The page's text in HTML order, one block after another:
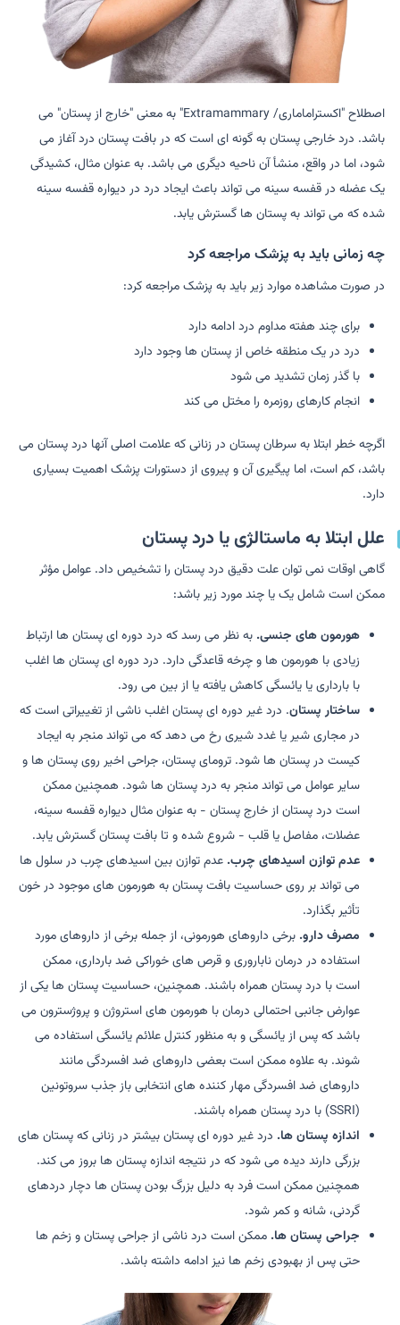
اصطلاح "اکستراماماری/ Extramammary" به معنی "خارج از پستان" می
باشد. درد خارجی پستان به گونه ای است که در بافت پستان درد آغاز می
شود، اما در واقع، منشأ آن ناحیه دیگری می باشد. به عنوان مثال، کشیدگی
یک عضله در قفسه سینه می تواند باعث ایجاد درد در دیواره قفسه سینه
شده که می تواند به پستان ها گسترش یابد.
چه زمانی باید به پزشک مراجعه کرد
در صورت مشاهده موارد زیر باید به پزشک مراجعه کرد:
برای چند هفته مداوم درد ادامه دارد
درد در یک منطقه خاص از پستان ها وجود دارد
با گذر زمان تشدید می شود
انجام کارهای روزمره را مختل می کند
اگرچه خطر ابتلا به سرطان پستان در زنانی که علامت اصلی آنها درد پستان می
باشد، کم است، اما پیگیری آن و پیروی از دستورات پزشک اهمیت بسیاری
دارد.
علل ابتلا به ماستالژی یا درد پستان
گاهی اوقات نمی توان علت دقیق درد پستان را تشخیص داد. عوامل مؤثر
ممکن است شامل یک یا چند مورد زیر باشد:
هورمون های جنسی. به نظر می رسد که درد دوره ای پستان ها ارتباط
زیادی با هورمون ها و چرخه قاعدگی دارد. درد دوره ای پستان ها اغلب
با بارداری یا یائسگی کاهش یافته یا از بین می رود.
ساختار پستان. درد غیر دوره ای پستان اغلب ناشی از تغییراتی است که
در مجاری شیر یا غدد شیری رخ می دهد که می تواند منجر به ایجاد
کیست در پستان ها شود. ترومای پستان، جراحی اخیر روی پستان ها و
سایر عوامل می تواند منجر به درد پستان ها شود. همچنین ممکن
است درد پستان از خارج پستان - به عنوان مثال دیواره قفسه سینه،
عضلات، مفاصل یا قلب - شروع شده و تا بافت پستان گسترش یابد.
عدم توازن اسیدهای چرب. عدم توازن بین اسیدهای چرب در سلول ها
می تواند بر روی حساسیت بافت پستان به هورمون های موجود در خون
تأثیر بگذارد.
مصرف دارو. برخی داروهای هورمونی، از جمله برخی از داروهای مورد
استفاده در درمان ناباروری و قرص های خوراکی ضد بارداری، ممکن
است با درد پستان همراه باشند. همچنین، حساسیت پستان ها یکی از
عوارض جانبی احتمالی درمان با هورمون های استروژن و پروژسترون می
باشد که پس از یائسگی و به منظور کنترل علائم یائسگی استفاده می
شوند. به علاوه ممکن است بعضی داروهای ضد افسردگی مانند
داروهای ضد افسردگی مهار کننده های انتخابی باز جذب سروتونین
(SSRI) با درد پستان همراه باشند.
اندازه پستان ها. درد غیر دوره ای پستان بیشتر در زنانی که پستان های
بزرگی دارند دیده می شود که در نتیجه اندازه پستان ها بروز می کند.
همچنین ممکن است فرد به دلیل بزرگ بودن پستان ها دچار دردهای
گردنی، شانه و کمر شود.
جراحی پستان ها. ممکن است درد ناشی از جراحی پستان و زخم ها
حتی پس از بهبودی زخم ها نیز ادامه داشته باشد.